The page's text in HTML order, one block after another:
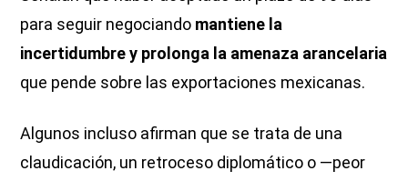
para seguir negociando mantiene la
incertidumbre y prolonga la amenaza arancelaria
que pende sobre las exportaciones mexicanas.
Algunos incluso afirman que se trata de una
claudicación, un retroceso diplomático o —peor